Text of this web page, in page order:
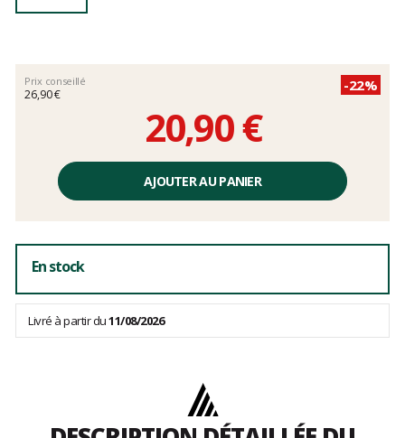
Prix conseillé
26,90 €
-22%
20,90 €
unitaire,
AJOUTER AU PANIER
En stock
Livré à partir du11/08/2026